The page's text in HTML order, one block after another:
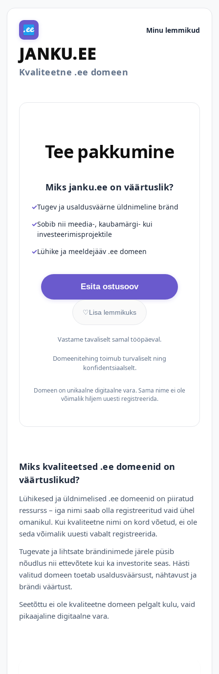
Minu lemmikud
JANKU.EE
Kvaliteetne .ee domeen
Tee pakkumine
Miks janku.ee on väärtuslik?
Tugev ja usaldusväärne üldnimeline bränd
Sobib nii meedia-, kaubamärgi- kui
investeerimisprojektile
Lühike ja meeldejääv .ee domeen
Esita ostusoov
♡Lisa lemmikuks
Vastame tavaliselt samal tööpäeval.
Domeenitehing toimub turvaliselt ning
konfidentsiaalselt.
Domeen on unikaalne digitaalne vara. Sama nime ei ole
võimalik hiljem uuesti registreerida.
Miks kvaliteetsed .ee domeenid on
väärtuslikud?
Lühikesed ja üldnimelised .ee domeenid on piiratud
ressurss – iga nimi saab olla registreeritud vaid ühel
omanikul. Kui kvaliteetne nimi on kord võetud, ei ole
seda võimalik uuesti vabalt registreerida.
Tugevate ja lihtsate brändinimede järele püsib
nõudlus nii ettevõtete kui ka investorite seas. Hästi
valitud domeen toetab usaldusväärsust, nähtavust ja
brändi väärtust.
Seetõttu ei ole kvaliteetne domeen pelgalt kulu, vaid
pikaajaline digitaalne vara.